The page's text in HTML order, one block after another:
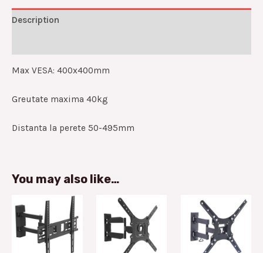
Description
Max VESA: 400x400mm
Greutate maxima 40kg
Distanta la perete 50-495mm
You may also like…